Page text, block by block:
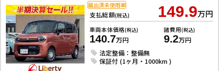
支払総額(税込) 149.9万円
車両本体価格(税込)
140.7万円
諸費用(税込)
9.2万円
法定整備：整備無
保証付 (1ヶ月・1000km )
届出済未使用車